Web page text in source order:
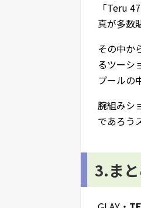
「Teru
真が多数
その中か
るツーシ
プールの
腕組みシ
であろう
3.ま